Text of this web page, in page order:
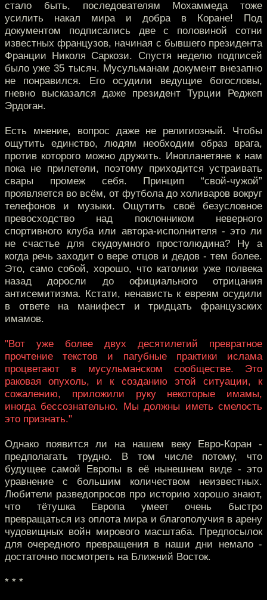
стало быть, последователям Мохаммеда тоже
усилить накал мира и добра в Коране! Под
документом подписались две с половиной сотни
известных французов, начиная с бывшего президента
Франции Николя Саркози. Спустя неделю подписей
было уже 35 тысяч. Мусульманам документ внезапно
не понравился. Его осудили ведущие богословы,
гневно высказался даже президент Турции Реджеп
Эрдоган.
Есть мнение, вопрос даже не религиозный. Чтобы
ощутить единство, людям необходим образ врага,
против которого можно дружить. Инопланетяне к нам
пока не прилетели, поэтому приходится устраивать
свары промеж себя. Принцип “свой-чужой”
проявляется во всём, от футбола до холиваров вокруг
телефонов и музыки. Ощутить своё безусловное
превосходство над поклонником неверного
спортивного клуба или автора-исполнителя - это ли
не счастье для скудоумного простолюдина? Ну а
когда речь заходит о вере отцов и дедов - тем более.
Это, само собой, хорошо, что католики уже полвека
назад доросли до официального отрицания
антисемитизма. Кстати, ненависть к евреям осудили
в ответе на манифест и тридцать французских
имамов.
"Вот уже более двух десятилетий превратное
прочтение текстов и пагубные практики ислама
процветают в мусульманском сообществе. Это
раковая опухоль, и к созданию этой ситуации, к
сожалению, приложили руку некоторые имамы,
иногда бессознательно. Мы должны иметь смелость
это признать."
Однако появится ли на нашем веку Евро-Коран -
предполагать трудно. В том числе потому, что
будущее самой Европы в её нынешнем виде - это
уравнение с большим количеством неизвестных.
Любители разведопросов про историю хорошо знают,
что тётушка Европа умеет очень быстро
превращаться из оплота мира и благополучия в арену
чудовищных войн мирового масштаба. Предпосылок
для очередного превращения в наши дни немало -
достаточно посмотреть на Ближний Восток.
* * *